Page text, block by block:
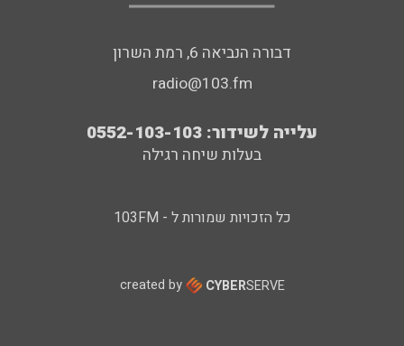
דבורה הנביאה 6, רמת השרון
radio@103.fm
עלייה לשידור: 0552-103-103
בעלות שיחה רגילה
כל הזכויות שמורות ל - 103FM
created by CYBERSERVE